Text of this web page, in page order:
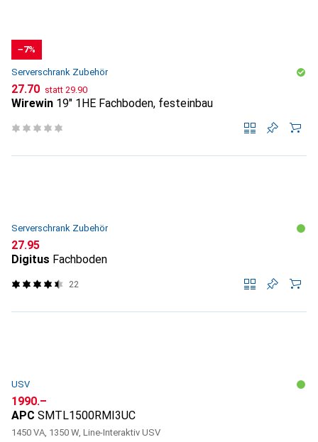
−7%
Serverschrank Zubehör
CHF
27.70 statt CHF
29.90
Wirewin 19" 1HE Fachboden, festeinbau
Serverschrank Zubehör
CHF
27.95
Digitus Fachboden
22
USV
CHF
1990.–
APC SMTL1500RMI3UC
1450 VA, 1350 W, Line-Interaktiv USV